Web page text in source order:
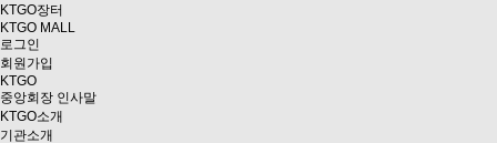
KTGO장터
KTGO MALL
로그인
회원가입
KTGO
중앙회장 인사말
KTGO소개
기관소개